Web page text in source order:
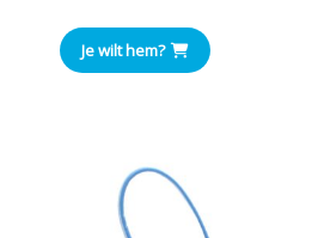
Je wilt hem?